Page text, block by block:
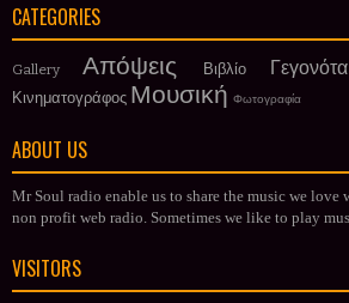
CATEGORIES
Gallery Απόψεις Βιβλίο Γεγονότα
Κινηματογράφος Μουσική Φωτογραφία
ABOUT US
Mr Soul radio enable us to share the music we
non profit web radio. Sometimes we like to play
VISITORS